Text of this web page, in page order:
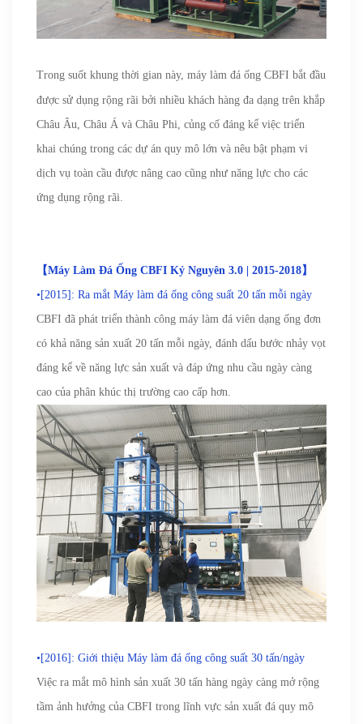
Trong suốt khung thời gian này, máy làm đá ống CBFI bắt đầu
được sử dụng rộng rãi bởi nhiều khách hàng đa dạng trên khắp
Châu Âu, Châu Á và Châu Phi, củng cố đáng kể việc triển
khai chúng trong các dự án quy mô lớn và nêu bật phạm vi
dịch vụ toàn cầu được nâng cao cũng như năng lực cho các
ứng dụng rộng rãi.
【Máy Làm Đá Ống CBFI Kỷ Nguyên 3.0 | 2015-2018】
•[2015]: Ra mắt Máy làm đá ống công suất 20 tấn mỗi ngày
CBFI đã phát triển thành công máy làm đá viên dạng ống đơn
có khả năng sản xuất 20 tấn mỗi ngày, đánh dấu bước nhảy vọt
đáng kể về năng lực sản xuất và đáp ứng nhu cầu ngày càng
cao của phân khúc thị trường cao cấp hơn.
•[2016]: Giới thiệu Máy làm đá ống công suất 30 tấn/ngày
Việc ra mắt mô hình sản xuất 30 tấn hàng ngày càng mở rộng
tầm ảnh hưởng của CBFI trong lĩnh vực sản xuất đá quy mô